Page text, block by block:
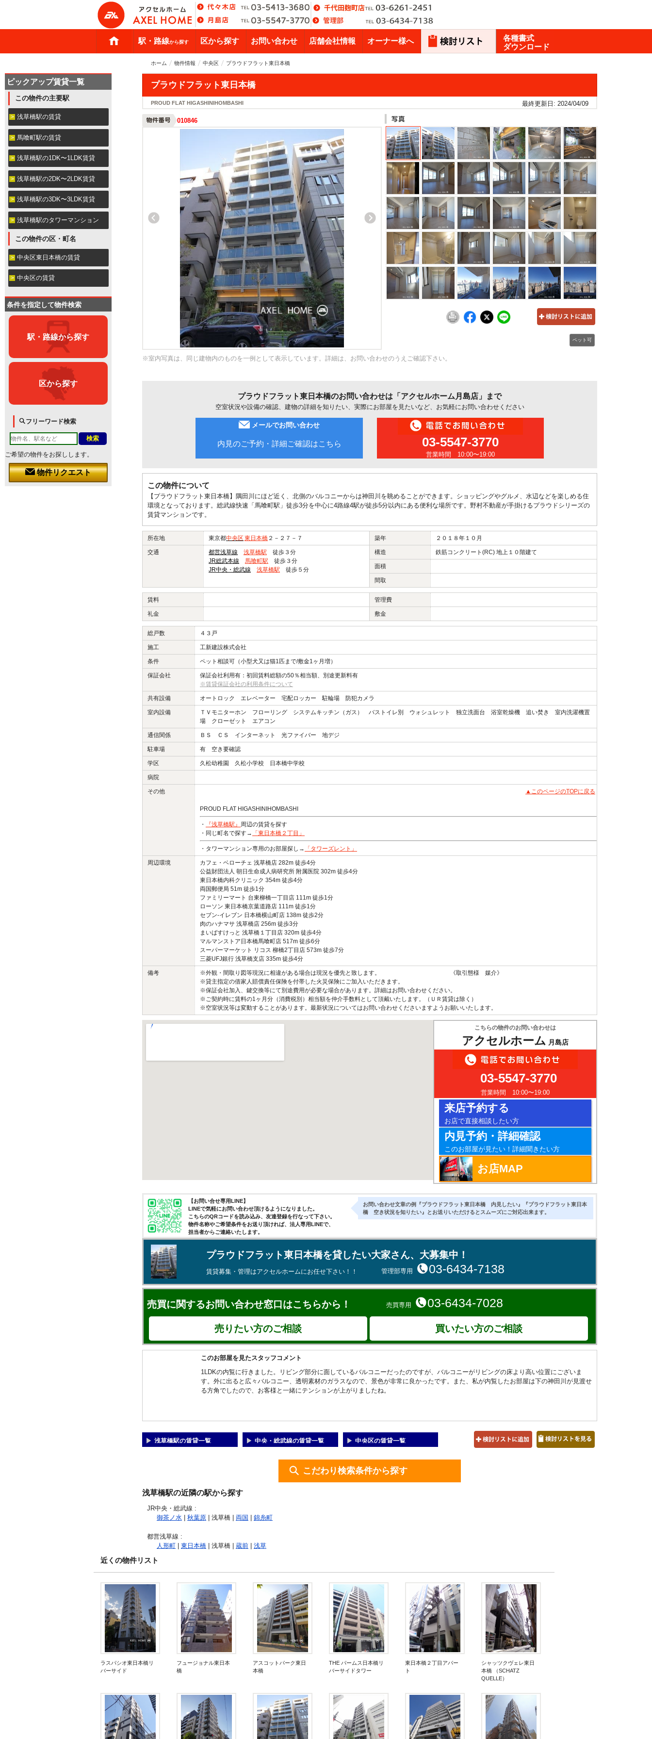
駅・路線から探す 区から探す お問い合わせ 店舗会社情報 オーナー様へ
各種書式
ダウンロード
ホーム 物件情報 中央区 プラウドフラット東日本橋
プラウドフラット東日本橋
PROUD FLAT HIGASHINIHOMBASHI 最終更新日: 2024/04/09
010846
ペット可
※室内写真は、同じ建物内のものを一例として表示しています。詳細は、お問い合わせのうえご確認下さい。
プラウドフラット東日本橋のお問い合わせは「アクセルホーム月島店」まで
空室状況や設備の確認、建物の詳細を知りたい、実際にお部屋を見たいなど、お気軽にお問い合わせください
メールでお問い合わせ
内見のご予約・詳細ご確認はこちら 03-5547-3770
営業時間 10:00〜19:00
この物件について
【プラウドフラット東日本橋】隅田川にほど近く、北側のバルコニーからは神田川を眺めることができます。ショッピングやグルメ、水辺などを楽しめる住
環境となっております。総武線快速「馬喰町駅」徒歩3分を中心に4路線4駅が徒歩5分以内にある便利な場所です。野村不動産が手掛けるプラウドシリーズの
賃貸マンションです。
所在地 東京都中央区 東日本橋 ２－２７－７ 築年 ２０１８年１０月
交通 都営浅草線 浅草橋駅 徒歩３分
JR総武本線
馬喰町駅 徒歩３分
JR中央・総武線
浅草橋駅 徒歩５分
構造 鉄筋コンクリート(RC) 地上１０階建て
面積
間取
賃料 管理費
礼金 敷金
総戸数 ４３戸
施工 工新建設株式会社
条件 ペット相談可（小型犬又は猫1匹まで/敷金1ヶ月増）
保証会社
保証会社利用有：初回賃料総額の50％相当額、別途更新料有
※賃貸保証会社の利用条件について
共有設備 オートロック エレベーター 宅配ロッカー 駐輪場 防犯カメラ
室内設備
ＴＶモニターホン フローリング システムキッチン（ガス） バストイレ別 ウォシュレット 独立洗面台 浴室乾燥機 追い焚き 室内洗濯機置
場 クローゼット エアコン
通信関係 ＢＳ ＣＳ インターネット 光ファイバー 地デジ
駐車場 有 空き要確認
学区 久松幼稚園 久松小学校 日本橋中学校
病院
その他 ▲このページのTOPに戻る
PROUD FLAT HIGASHINIHOMBASHI
・ 『浅草橋駅』 周辺の賃貸を探す
・同じ町名で探す→
「東日本橋２丁目」
・タワーマンション専用のお部屋探し→ 「タワーズレント」
周辺環境
カフェ・ベローチェ 浅草橋店 282m 徒歩4分
公益財団法人 朝日生命成人病研究所 附属医院 302m 徒歩4分
東日本橋内科クリニック 354m 徒歩4分
両国郵便局 51m 徒歩1分
ファミリーマート 台東柳橋一丁目店 111m 徒歩1分
ローソン 東日本橋京葉道路店 111m 徒歩1分
セブン-イレブン 日本橋横山町店 138m 徒歩2分
肉のハナマサ 浅草橋店 256m 徒歩3分
まいばすけっと 浅草橋１丁目店 320m 徒歩4分
マルマンストア日本橋馬喰町店 517m 徒歩6分
スーパーマーケット リコス 柳橋2丁目店 573m 徒歩7分
三菱UFJ銀行 浅草橋支店 335m 徒歩4分
備考
※外観・間取り図等現況に相違がある場合は現況を優先と致します。 《取引態様 媒介》
※貸主指定の借家人賠償責任保険を付帯した火災保険にご加入いただきます。
※保証会社加入、鍵交換等にて別途費用が必要な場合があります。詳細はお問い合わせください。
※ご契約時に賃料の1ヶ月分（消費税別）相当額を仲介手数料として頂戴いたします。（ＵＲ賃貸は除く）
※空室状況等は変動することがあります。最新状況についてはお問い合わせくださいますようお願いいたします。
こちらの物件のお問い合わせは
アクセルホーム 月島店
03-5547-3770
営業時間 10:00〜19:00
来店予約する
お店で直接相談したい方
内見予約・詳細確認
このお部屋が見たい！詳細聞きたい方
お店MAP
【お問い合せ専用LINE】
LINEで気軽にお問い合わせ頂けるようになりました。
こちらのQRコードを読み込み、友達登録を行なって下さい。
物件名称やご希望条件をお送り頂ければ、法人専用LINEで、
担当者からご連絡いたします。
お問い合わせ文章の例『プラウドフラット東日本橋 内見したい』『プラウドフラット東日本
橋 空き状況を知りたい』とお送りいただけるとスムーズにご対応出来ます。
プラウドフラット東日本橋を貸したい大家さん、大募集中！
賃貸募集・管理はアクセルホームにお任せ下さい！！ 管理部専用 03-6434-7138
売買に関するお問い合わせ窓口はこちらから！ 売買専用 03-6434-7028
売りたい方のご相談 買いたい方のご相談
このお部屋を見たスタッフコメント
1LDKの内覧に行きました。リビング部分に面しているバルコニーだったのですが、バルコニーがリビングの床より高い位置にございま
す。外に出ると広々バルコニー、透明素材のガラスなので、景色が非常に良かったです。また、私が内覧したお部屋は下の神田川が見渡せ
る方角でしたので、お客様と一緒にテンションが上がりましたね。
浅草橋駅の賃貸一覧 中央・総武線の賃貸一覧 中央区の賃貸一覧
こだわり検索条件から探す
浅草橋駅の近隣の駅から探す
JR中央・総武線 :
御茶ノ水
秋葉原 | 浅草橋 | 両国 錦糸町
都営浅草線 :
人形町
東日本橋 | 浅草橋 | 蔵前 浅草
近くの物件リスト
ラスパシオ東日本橋リ
バーサイド
フュージョナル東日本
橋
アスコットパーク東日
本橋
THE パームス日本橋リ
バーサイドタワー
東日本橋２丁目アパー
ト
シャッツクヴェレ東日
本橋 （SCHATZ
QUELLE）
ピックアップ賃貸一覧
この物件の主要駅
浅草橋駅の賃貸
馬喰町駅の賃貸
浅草橋駅の1DK〜1LDK賃貸
浅草橋駅の2DK〜2LDK賃貸
浅草橋駅の3DK〜3LDK賃貸
浅草橋駅のタワーマンション
この物件の区・町名
中央区東日本橋の賃貸
中央区の賃貸
条件を指定して物件検索
駅・路線から探す
区から探す
フリーワード検索
ご希望の物件をお探しします。
物件リクエスト